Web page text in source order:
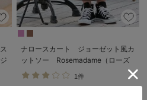
ナロースカート ジョーゼット風カ
ットソー Rosemadame（ローズ
マダム） マタニティ・産後
1件